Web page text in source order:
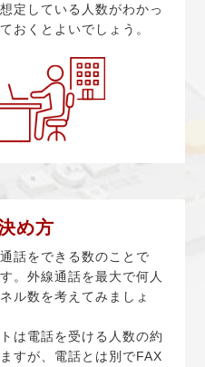
定している人数がわかっ
おくとよいでしょう。
め方
話をできる数のことで
。外線通話を最大で何人
ル数を考えてみましょ
は電話を受ける人数の約
すが、電話とは別でFAX